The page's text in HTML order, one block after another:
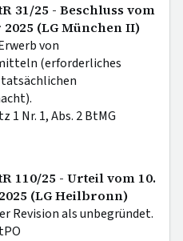
31/25 - Beschluss vom
2025 (LG München II)
von
(erforderliches
1 Nr. 1, Abs. 2 BtMG
110/25 - Urteil vom 10.
(LG Heilbronn)
Revision als unbegründet.